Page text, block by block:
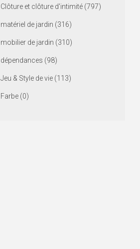
Clôture et clôture d'intimité (797)
matériel de jardin (316)
mobilier de jardin (310)
dépendances (98)
Jeu & Style de vie (113)
Farbe (0)